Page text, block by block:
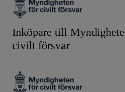
Inköpare till
civilt försvar